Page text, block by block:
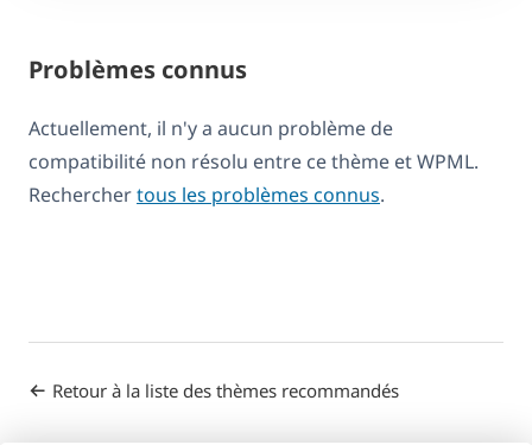
Problèmes connus
Actuellement, il n'y a aucun problème de
compatibilité non résolu entre ce thème et WPML.
Recherchertous les problèmes connus.
Retour à la liste des thèmes recommandés